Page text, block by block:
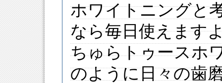
ホワイトニングと
なら毎日使えます
ちゅらトゥースホ
のように日々の歯